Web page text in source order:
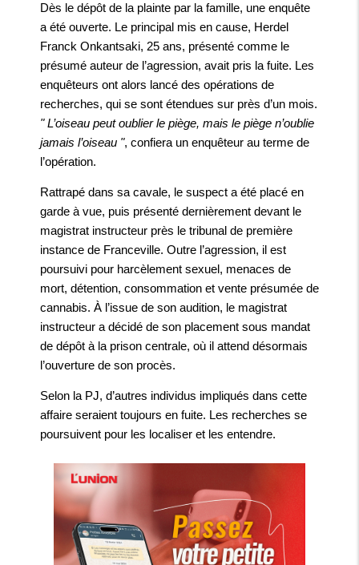
Dès le dépôt de la plainte par la famille, une enquête
a été ouverte. Le principal mis en cause, Herdel
Franck Onkantsaki, 25 ans, présenté comme le
présumé auteur de l’agression, avait pris la fuite. Les
enquêteurs ont alors lancé des opérations de
recherches, qui se sont étendues sur près d’un mois.
" L’oiseau peut oublier le piège, mais le piège n’oublie
jamais l’oiseau ", confiera un enquêteur au terme de
l’opération.
Rattrapé dans sa cavale, le suspect a été placé en
garde à vue, puis présenté dernièrement devant le
magistrat instructeur près le tribunal de première
instance de Franceville. Outre l’agression, il est
poursuivi pour harcèlement sexuel, menaces de
mort, détention, consommation et vente présumée de
cannabis. À l’issue de son audition, le magistrat
instructeur a décidé de son placement sous mandat
de dépôt à la prison centrale, où il attend désormais
l’ouverture de son procès.
Selon la PJ, d’autres individus impliqués dans cette
affaire seraient toujours en fuite. Les recherches se
poursuivent pour les localiser et les entendre.